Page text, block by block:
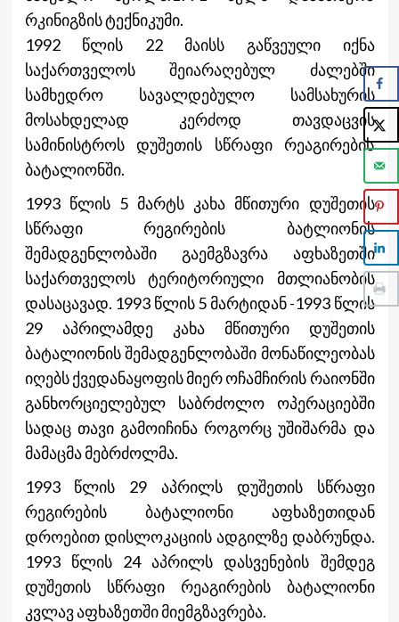
რკინიგზის ტექნიკუმი.
1992 წლის 22 მაისს გაწვეული იქნა
საქართველოს შეიარაღებულ ძალებში
სამხედრო სავალდებულო სამსახურის
მოსახდელად კერძოდ თავდაცვის
სამინისტროს დუშეთის სწრაფი რეაგირების
ბატალიონში.
1993 წლის 5 მარტს კახა მწითური დუშეთის
სწრაფი რეგირების ბატლიონის
შემადგენლობაში გაემგზავრა აფხაზეთში
საქართველოს ტერიტორიული მთლიანობის
დასაცავად. 1993 წლის 5 მარტიდან -1993 წლის
29 აპრილამდე კახა მწითური დუშეთის
ბატალიონის შემადგენლობაში მონაწილეობას
იღებს ქვედანაყოფის მიერ ოჩამჩირის რაიონში
განხორციელებულ საბრძოლო ოპერაციებში
სადაც თავი გამოიჩინა როგორც უშიშარმა და
მამაცმა მებრძოლმა.
1993 წლის 29 აპრილს დუშეთის სწრაფი
რეგირების ბატალიონი აფხაზეთიდან
დროებით დისლოკაციის ადგილზე დაბრუნდა.
1993 წლის 24 აპრილს დასვენების შემდეგ
დუშეთის სწრაფი რეაგირების ბატალიონი
კვლავ აფხაზეთში მიემგზავრება.